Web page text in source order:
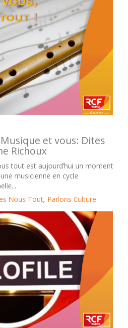
et vous: Dites
Richoux
tout est aujourd’hui un moment
musicienne en cycle
Nous Tout, Parlons Culture